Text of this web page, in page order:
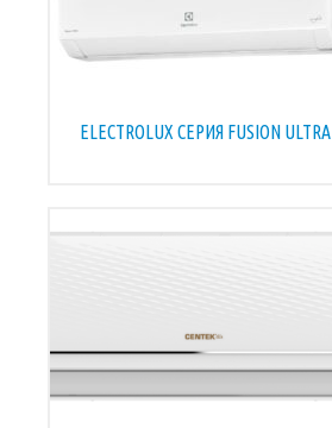
ELECTROLUX СЕРИЯ FUSION ULTRA